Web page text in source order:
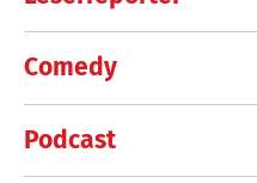
Comedy
Podcast